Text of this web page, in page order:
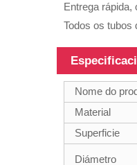
Entrega rápida,
Todos os tubos
Nome do
Material
Superficie
Diámetro